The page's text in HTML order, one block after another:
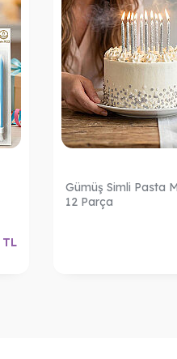
TL
Gümüş Simli Pasta
12 Parça